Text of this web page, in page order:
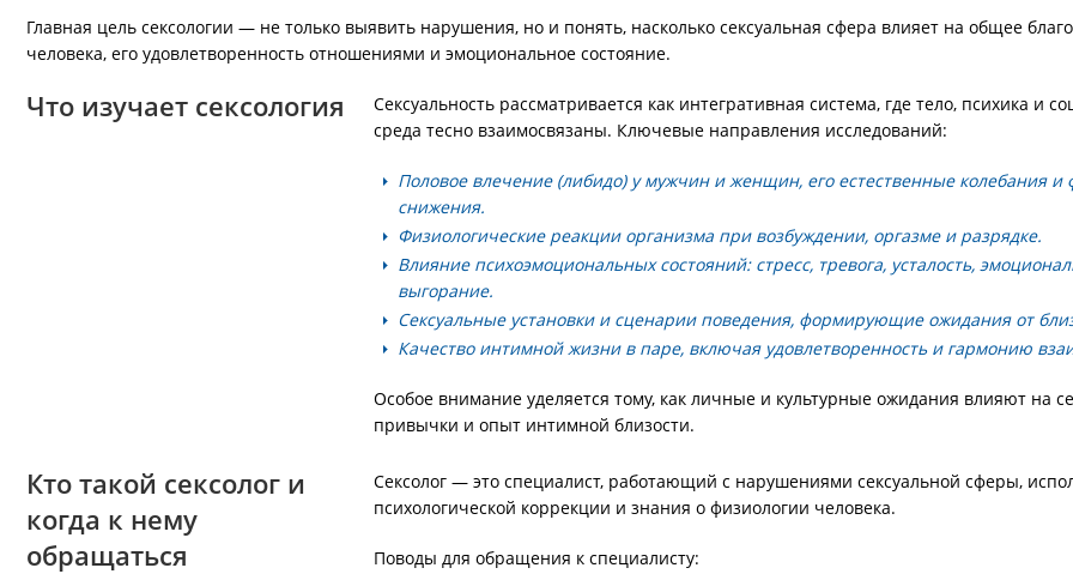
Главная цель сексологии — не только выявить нарушения, но и понять, насколько сексуальная сфера влияет на общее
человека, его удовлетворенность отношениями и эмоциональное состояние.
Что изучает сексология
Сексуальность рассматривается как интегративная система, где тело, психика и
среда тесно взаимосвязаны. Ключевые направления исследований:
Половое влечение (либидо) у мужчин и женщин, его естественные колебания и
снижения.
Физиологические реакции организма при возбуждении, оргазме и разрядке.
Влияние психоэмоциональных состояний: стресс, тревога, усталость,
выгорание.
Сексуальные установки и сценарии поведения, формирующие ожидания от
Качество интимной жизни в паре, включая удовлетворенность и гармонию
Особое внимание уделяется тому, как личные и культурные ожидания влияют на
привычки и опыт интимной близости.
Кто такой сексолог и
когда к нему
обращаться
Сексолог — это специалист, работающий с нарушениями сексуальной сферы,
психологической коррекции и знания о физиологии человека.
Поводы для обращения к специалисту: